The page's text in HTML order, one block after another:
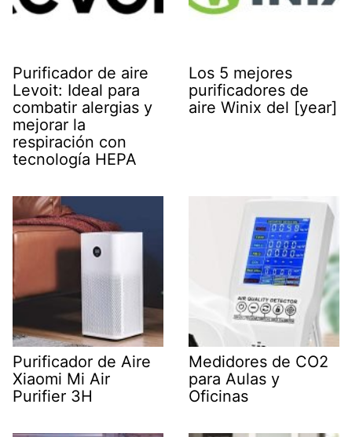
Purificador de aire
Levoit: Ideal para
combatir alergias y
mejorar la
respiración con
tecnología HEPA
Los 5 mejores
purificadores de
aire Winix del [year]
Purificador de Aire
Xiaomi Mi Air
Purifier 3H
Medidores de CO2
para Aulas y
Oficinas